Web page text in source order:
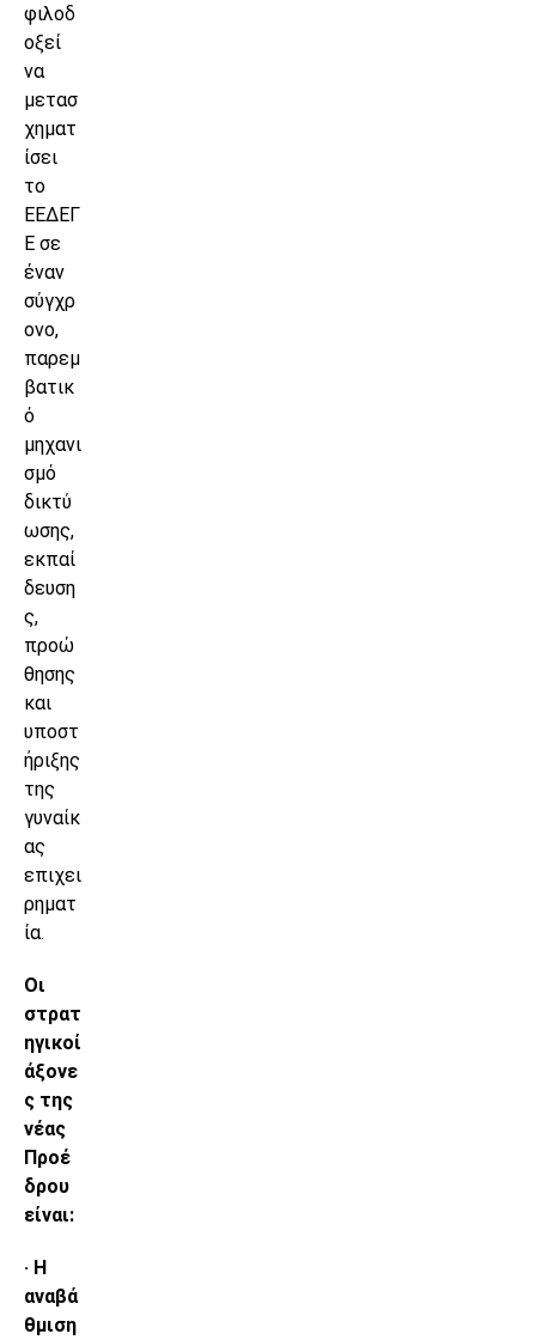
φιλοδ
οξεί
να
μετασ
χηματ
ίσει
το
ΕΕΔΕΓ
Ε σε
έναν
σύγχρ
ονο,
παρεμ
βατικ
ό
μηχανι
σμό
δικτύ
ωσης,
εκπαί
δευση
ς,
προώ
θησης
και
υποστ
ήριξης
της
γυναίκ
ας
επιχει
ρηματ
ία.
Οι
στρατ
ηγικοί
άξονε
ς της
νέας
Προέ
δρου
είναι:
· Η
αναβά
θμιση